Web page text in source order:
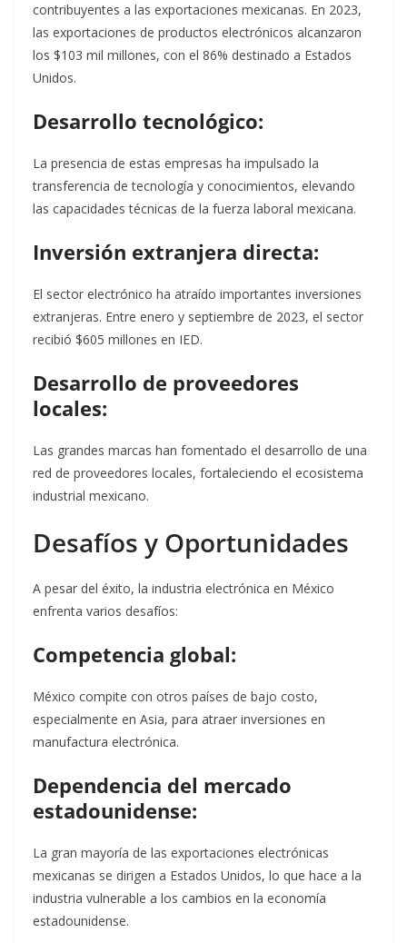
contribuyentes a las exportaciones mexicanas. En 2023,
las exportaciones de productos electrónicos alcanzaron
los $103 mil millones, con el 86% destinado a Estados
Unidos.
Desarrollo tecnológico:
La presencia de estas empresas ha impulsado la
transferencia de tecnología y conocimientos, elevando
las capacidades técnicas de la fuerza laboral mexicana.
Inversión extranjera directa:
El sector electrónico ha atraído importantes inversiones
extranjeras. Entre enero y septiembre de 2023, el sector
recibió $605 millones en IED.
Desarrollo de proveedores
locales:
Las grandes marcas han fomentado el desarrollo de una
red de proveedores locales, fortaleciendo el ecosistema
industrial mexicano.
Desafíos y Oportunidades
A pesar del éxito, la industria electrónica en México
enfrenta varios desafíos:
Competencia global:
México compite con otros países de bajo costo,
especialmente en Asia, para atraer inversiones en
manufactura electrónica.
Dependencia del mercado
estadounidense:
La gran mayoría de las exportaciones electrónicas
mexicanas se dirigen a Estados Unidos, lo que hace a la
industria vulnerable a los cambios en la economía
estadounidense.